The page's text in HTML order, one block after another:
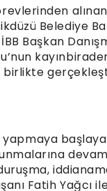
Belediye
Başkan
birlikte
Fatih Yağcı